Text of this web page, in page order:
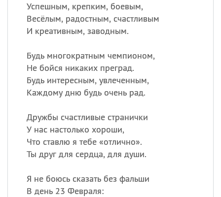
Успешным, крепким, боевым,
Весёлым, радостным, счастливым
И креативным, заводным.
Будь многократным чемпионом,
Не бойся никаких преград.
Будь интересным, увлеченным,
Каждому дню будь очень рад.
Дружбы счастливые странички
У нас настолько хороши,
Что ставлю я тебе «отлично».
Ты друг для сердца, для души.
Я не боюсь сказать без фальши
В день 23 Февраля:
ИМЕНА
Сегодня празднуют именины
Анатолий
,Еще
Посмотреть значение
происхождение